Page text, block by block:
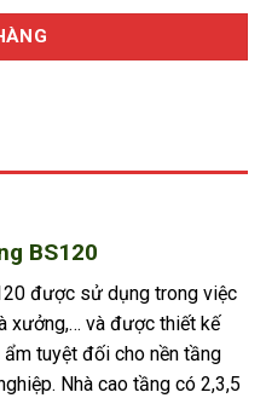
BS120
được sử dụng trong việc
xưởng,… và được thiết kế
tuyệt đối cho nền tầng
Nhà cao tầng có 2,3,5